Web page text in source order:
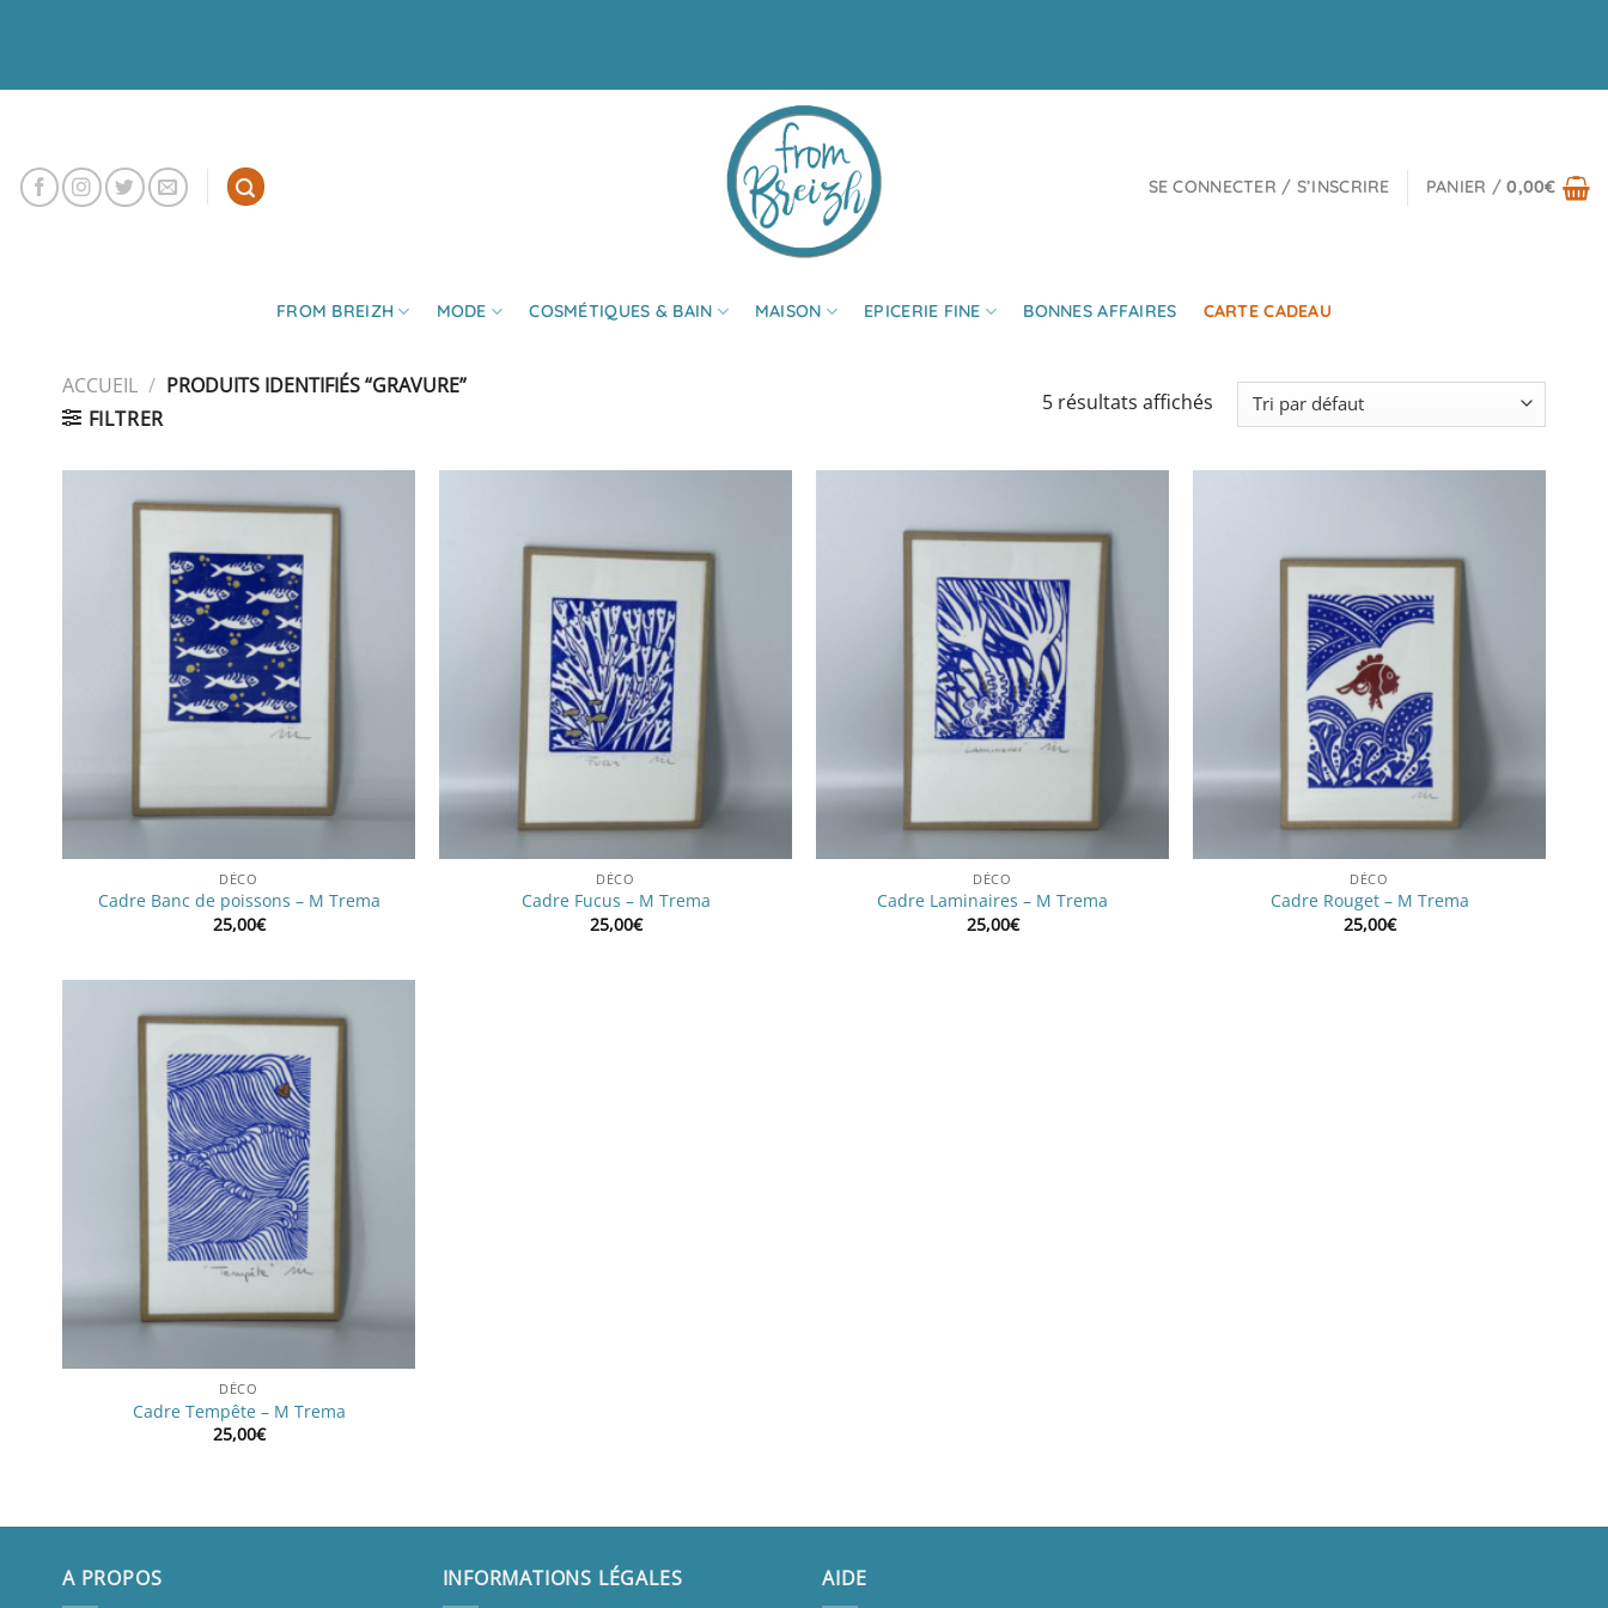
SE CONNECTER / S’INSCRIRE PANIER /0,00€
FROM BREIZH MODE COSMÉTIQUES & BAIN MAISON EPICERIE FINE BONNES AFFAIRES CARTE CADEAU
ACCUEIL / PRODUITS IDENTIFIÉS “GRAVURE”
FILTRER
5 résultats affichés
DÉCO
Cadre Banc de poissons – M Trema
25,00€
DÉCO
Cadre Fucus – M Trema
25,00€
DÉCO
Cadre Laminaires – M Trema
25,00€
DÉCO
Cadre Rouget – M Trema
25,00€
DÉCO
Cadre Tempête – M Trema
25,00€
A PROPOS INFORMATIONS LÉGALES AIDE